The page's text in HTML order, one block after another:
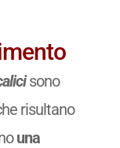
sono
risultano
una